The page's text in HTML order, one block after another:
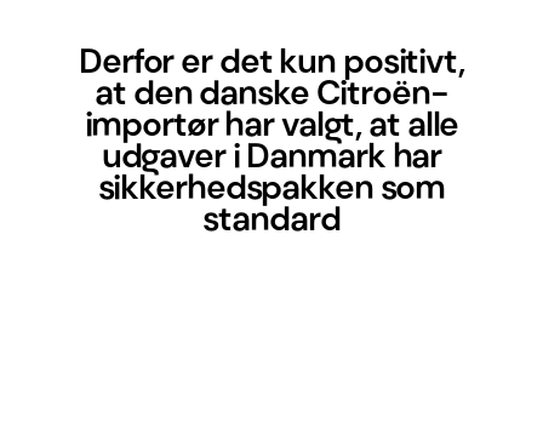
Derfor er det kun positivt,
at den danske Citroën-
importør har valgt, at alle
udgaver i Danmark har
sikkerhedspakken som
standard